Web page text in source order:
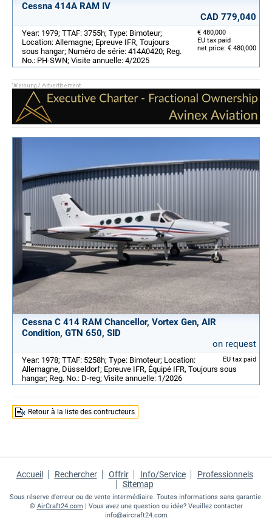
Cessna 414A RAM IV
CAD 779,040
€ 480,000
EU tax paid
net price: € 480,000
Year: 1979; TTAF: 3755h; Type: Bimoteur;
Location: Allemagne; Epreuve IFR, Toujours
sous hangar; Numéro de série: 414A0420; Reg.
No.: PH-SWN; Visite annuelle: 4/2025
Cessna C 414 RAM Chancellor, Vortex Gen, AIR
Condition, GTN 650, SID
on request
EU tax paid
Year: 1978; TTAF: 5258h; Type: Bimoteur; Location:
Allemagne, Düsseldorf; Epreuve IFR, Équipé IFR, Toujours sous
hangar; Reg. No.: D-reg; Visite annuelle: 1/2026
Retour à la liste des contructeurs
Accueil Rechercher Offrir Info/Service
Professionnels
Sitemap
Sous réserve d'erreur ou de vente intermédiaire. Toutes informations sans garantie.
© AirCraft24.com | Vous avez une question ou idée? Veuillez contacter
info@aircraft24.com